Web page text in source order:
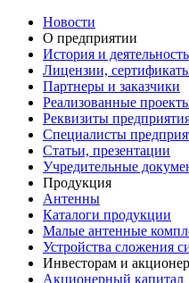
Новости
О предприятии
История и деятельность
Лицензии,
Партнеры и заказчики
Реализованные
Реквизиты
Специалисты
Статьи, презентации
Учредительные
Продукция
Антенны
Каталоги продукции
Малые антенные
Устройства сложения
Инвесторам и
Акционерный капитал